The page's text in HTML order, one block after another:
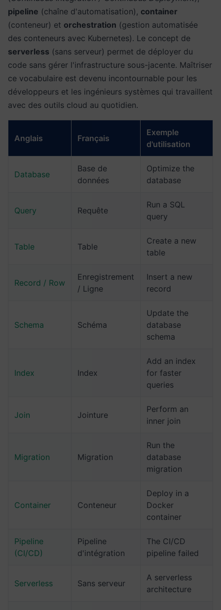
pipeline (chaîne d'automatisation), container
(conteneur) et orchestration (gestion automatisée
des conteneurs avec Kubernetes). Le concept de
serverless (sans serveur) permet de déployer du
code sans gérer l'infrastructure sous-jacente. Maîtriser
ce vocabulaire est devenu incontournable pour les
développeurs et les ingénieurs systèmes qui travaillent
avec des outils cloud au quotidien.
Anglais Français
Exemple
d'utilisation
Database
Base de
données
Optimize the
database
Query Requête
Run a SQL
query
Table Table
Create a new
table
Record / Row
Enregistrement
/ Ligne
Insert a new
record
Schema Schéma
Update the
database
schema
Index Index
Add an index
for faster
queries
Join Jointure
Perform an
inner join
Migration Migration
Run the
database
migration
Container Conteneur
Deploy in a
Docker
container
Pipeline
(CI/CD)
Pipeline
d'intégration
The CI/CD
pipeline failed
Serverless Sans serveur
A serverless
architecture